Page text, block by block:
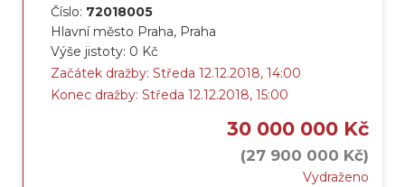
Číslo: 72018005
Hlavní město Praha, Praha
Výše jistoty: 0 Kč
Začátek dražby: Středa 12.12.2018, 14:00
Konec dražby: Středa 12.12.2018, 15:00
30 000 000 Kč
(27 900 000 Kč)
Vydraženo